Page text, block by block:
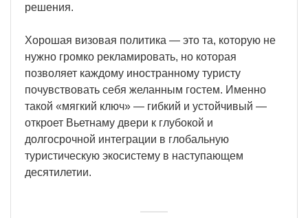
решения.
Хорошая визовая политика — это та, которую не
нужно громко рекламировать, но которая
позволяет каждому иностранному туристу
почувствовать себя желанным гостем. Именно
такой «мягкий ключ» — гибкий и устойчивый —
откроет Вьетнаму двери к глубокой и
долгосрочной интеграции в глобальную
туристическую экосистему в наступающем
десятилетии.